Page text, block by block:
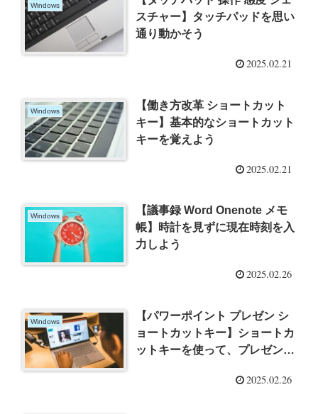
Windows
スチャー】タッチパッドを思い
通り動かそう
2025.02.21
Windows
【働き方改革 ショートカット
キー】基本的なショートカット
キーを覚えよう
2025.02.21
Windows
【議事録 Word Onenote メモ
帳】時計を見ずに現在時刻を入
力しよう
2025.02.26
Windows
【パワーポイント プレゼン シ
ョートカットキー】ショートカ
ットキーを使って、プレゼンを
2025.02.26